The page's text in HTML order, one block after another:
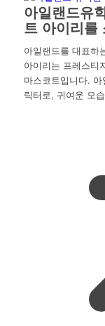
아일랜드유
트 아이리를
아일랜드를 대표하
아이리는 프레스티
마스코트입니다.
릭터로, 귀여운 모